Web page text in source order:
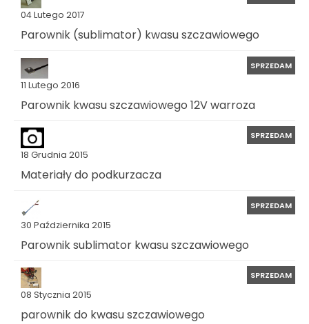
04 Lutego 2017
Parownik (sublimator) kwasu szczawiowego
11 Lutego 2016
SPRZEDAM
Parownik kwasu szczawiowego 12V warroza
18 Grudnia 2015
SPRZEDAM
Materiały do podkurzacza
30 Października 2015
SPRZEDAM
Parownik sublimator kwasu szczawiowego
08 Stycznia 2015
SPRZEDAM
parownik do kwasu szczawiowego